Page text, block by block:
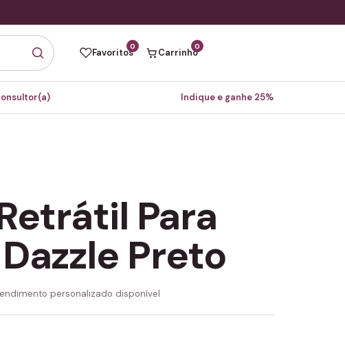
Favoritos
0
Carrinho
0
Indique e ganhe 25%
Para
Preto
personalizado disponível